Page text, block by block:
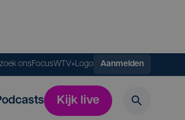
onsFocusWTV+Logo Aanmelden
Kijk live